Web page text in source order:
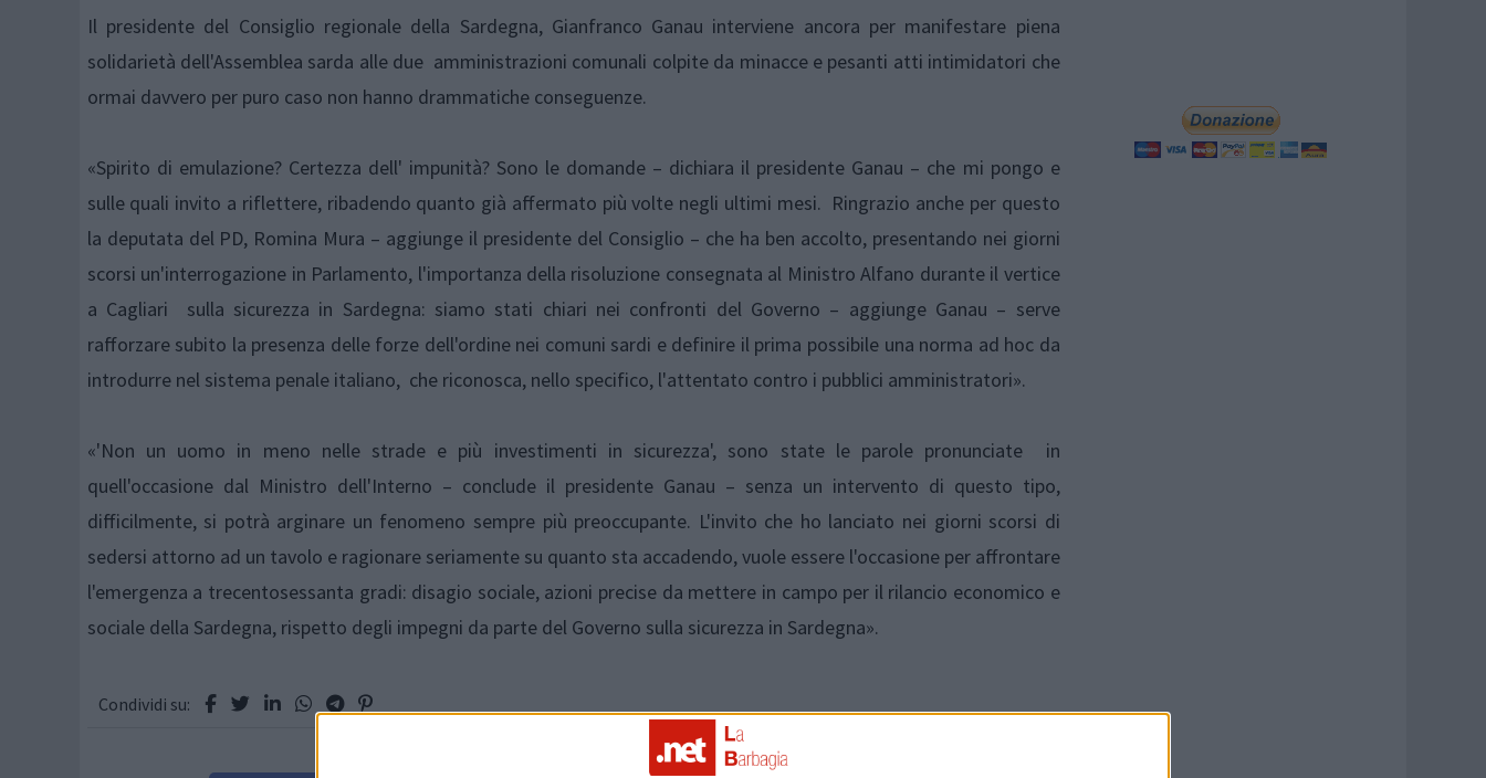
Il presidente del Consiglio regionale della Sardegna, Gianfranco Ganau interviene ancora per manifestare piena
solidarietà dell'Assemblea sarda alle due amministrazioni comunali colpite da minacce e pesanti atti intimidatori che
ormai davvero per puro caso non hanno drammatiche conseguenze.
«Spirito di emulazione? Certezza dell' impunità? Sono le domande – dichiara il presidente Ganau – che mi pongo e
sulle quali invito a riflettere, ribadendo quanto già affermato più volte negli ultimi mesi. Ringrazio anche per questo
la deputata del PD, Romina Mura – aggiunge il presidente del Consiglio – che ha ben accolto, presentando nei giorni
scorsi un'interrogazione in Parlamento, l'importanza della risoluzione consegnata al Ministro Alfano durante il vertice
a Cagliari sulla sicurezza in Sardegna: siamo stati chiari nei confronti del Governo – aggiunge Ganau – serve
rafforzare subito la presenza delle forze dell'ordine nei comuni sardi e definire il prima possibile una norma ad hoc da
introdurre nel sistema penale italiano, che riconosca, nello specifico, l'attentato contro i pubblici amministratori».
«'Non un uomo in meno nelle strade e più investimenti in sicurezza', sono state le parole pronunciate in
quell'occasione dal Ministro dell'Interno – conclude il presidente Ganau – senza un intervento di questo tipo,
difficilmente, si potrà arginare un fenomeno sempre più preoccupante. L'invito che ho lanciato nei giorni scorsi di
sedersi attorno ad un tavolo e ragionare seriamente su quanto sta accadendo, vuole essere l'occasione per affrontare
l'emergenza a trecentosessanta gradi: disagio sociale, azioni precise da mettere in campo per il rilancio economico e
sociale della Sardegna, rispetto degli impegni da parte del Governo sulla sicurezza in Sardegna».
Condividi su: